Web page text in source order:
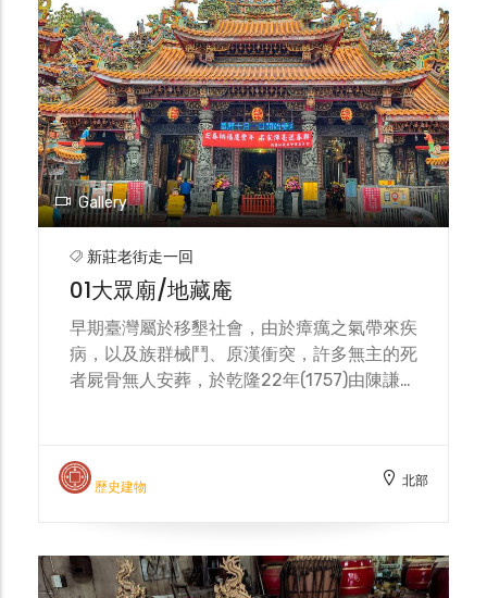
Gallery
新莊老街走一回
01大眾廟/地藏庵
早期臺灣屬於移墾社會，由於瘴癘之氣帶來疾
病，以及族群械鬥、原漢衝突，許多無主的死
者屍骨無人安葬，於乾隆22年(1757)由陳謙興
菩薩、大眾爺、董大爺、註生娘娘、鏡主公、
目蓮尊者、土地公、三寶佛及觀世音菩薩等，
魂。前一晚先以熱鬧登場的暗訪遶境活動，出
席的官將首集五營兵將護衛大眾爺出巡，隔日
歷史建物 北部